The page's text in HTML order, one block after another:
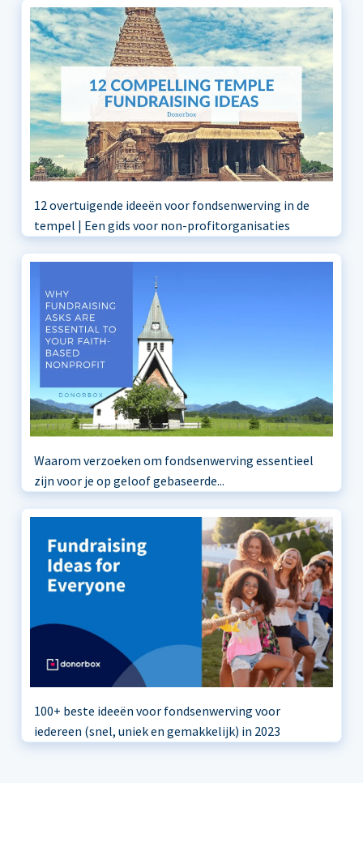
12 overtuigende ideeën voor fondsenwerving in de
tempel | Een gids voor non-profitorganisaties
Waarom verzoeken om fondsenwerving essentieel
zijn voor je op geloof gebaseerde...
100+ beste ideeën voor fondsenwerving voor
iedereen (snel, uniek en gemakkelijk) in 2023